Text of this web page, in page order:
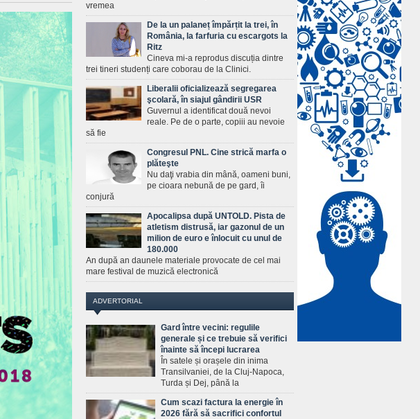
vremea
De la un palaneț împărțit la trei, în
România, la farfuria cu escargots la
Ritz
Cineva mi-a reprodus discuția dintre
trei tineri studenți care coborau de la Clinici.
Liberalii oficializează segregarea
şcolară, în siajul gândirii USR
Guvernul a identificat două nevoi
reale. Pe de o parte, copiii au nevoie
să fie
Congresul PNL. Cine strică marfa o
plăteşte
Nu daţi vrabia din mână, oameni buni,
pe cioara nebună de pe gard, îi
conjură
Apocalipsa după UNTOLD. Pista de
atletism distrusă, iar gazonul de un
milion de euro e înlocuit cu unul de
180.000
An după an daunele materiale provocate de cel mai
mare festival de muzică electronică
ADVERTORIAL
Gard între vecini: regulile
generale și ce trebuie să verifici
înainte să începi lucrarea
În satele și orașele din inima
Transilvaniei, de la Cluj-Napoca,
Turda și Dej, până la
Cum scazi factura la energie în
2026 fără să sacrifici confortul